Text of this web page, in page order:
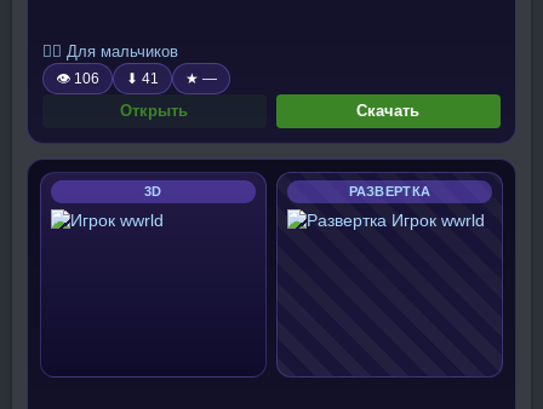
🧍‍♂️ Для мальчиков
👁 106 ⬇ 41 ★ —
Открыть Скачать
3D РАЗВЕРТКА